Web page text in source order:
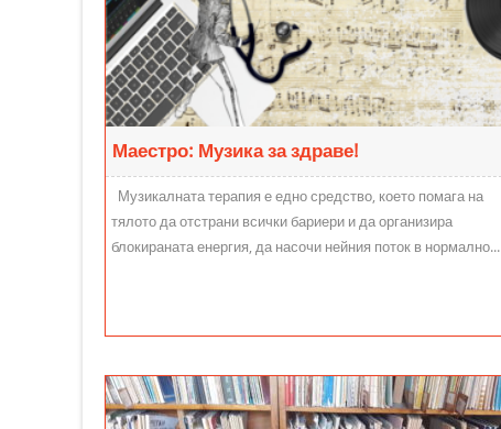
Маестро: Музика за здраве!
Музикалната терапия е едно средство, което помага на
тялото да отстрани всички бариери и да организира
блокираната енергия, да насочи нейния поток в нормално...